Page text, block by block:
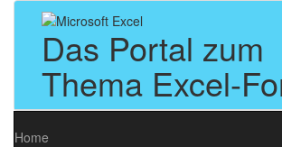
Das Portal zum
Thema Excel-
Home